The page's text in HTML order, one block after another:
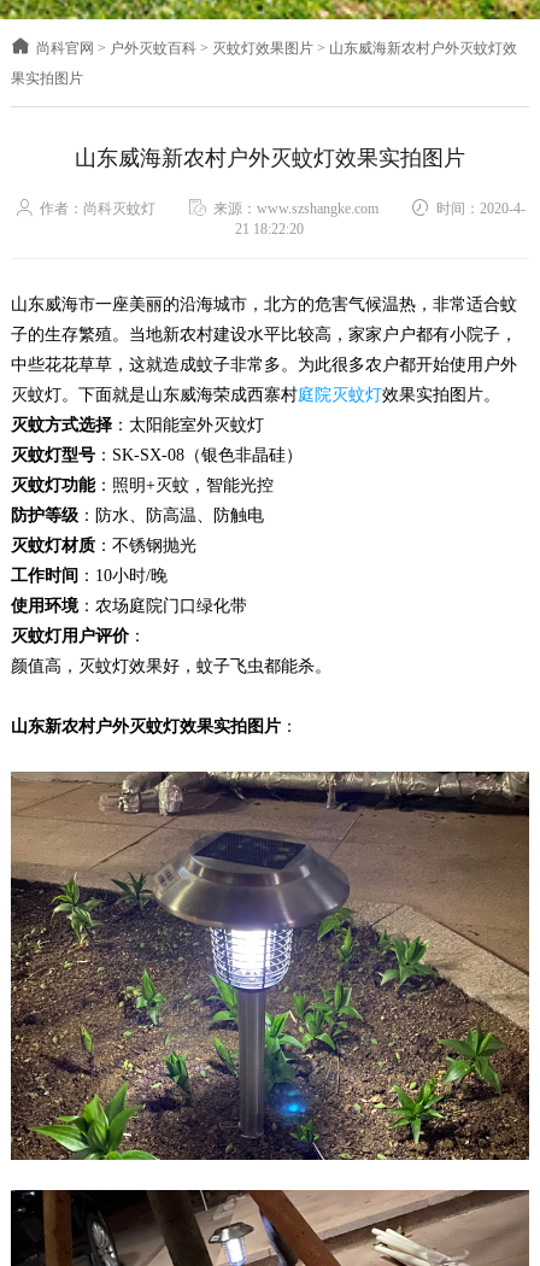
尚科官网 > 户外灭蚊百科 > 灭蚊灯效果图片 > 山东威海新农村户外灭蚊灯效
果实拍图片
山东威海新农村户外灭蚊灯效果实拍图片
作者：尚科灭蚊灯 来源：www.szshangke.com
时间：2020-4-
21 18:22:20
山东威海市一座美丽的沿海城市，北方的危害气候温热，非常适合蚊
子的生存繁殖。当地新农村建设水平比较高，家家户户都有小院子，
中些花花草草，这就造成蚊子非常多。为此很多农户都开始使用户外
灭蚊灯。下面就是山东威海荣成西寨村庭院灭蚊灯效果实拍图片。
灭蚊方式选择：太阳能室外灭蚊灯
灭蚊灯型号：SK-SX-08（银色非晶硅）
灭蚊灯功能：照明+灭蚊，智能光控
防护等级：防水、防高温、防触电
灭蚊灯材质：不锈钢抛光
工作时间 ：10小时/晚
使用环境：农场庭院门口绿化带
灭蚊灯用户评价：
颜值高，灭蚊灯效果好，蚊子飞虫都能杀。
山东新农村户外灭蚊灯效果实拍图片：